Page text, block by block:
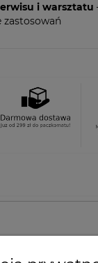
i warsztatu
zastosowań